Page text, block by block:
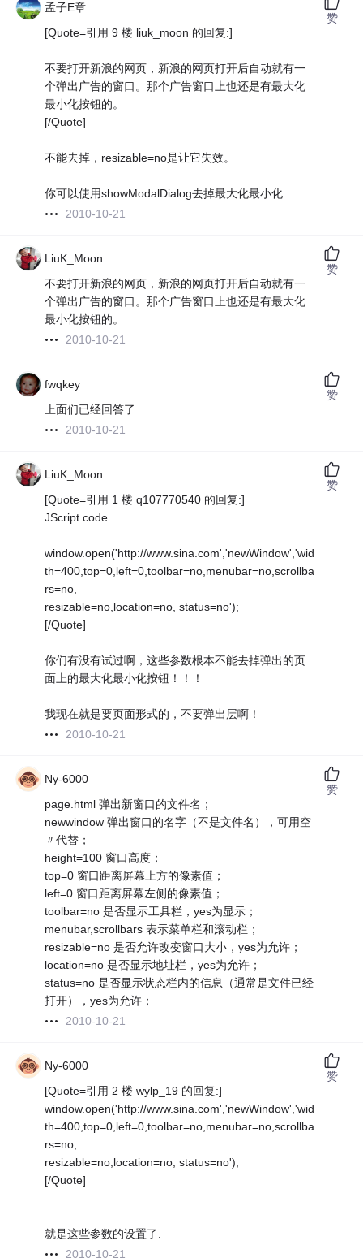
孟子E章
[Quote=引用 9 楼 liuk_moon 的回复:]
不要打开新浪的网页，新浪的网页打开后自动就有一
个弹出广告的窗口。那个广告窗口上也还是有最大化
最小化按钮的。
[/Quote]
不能去掉，resizable=no是让它失效。
你可以使用showModalDialog去掉最大化最小化
2010-10-21
赞
LiuK_Moon
不要打开新浪的网页，新浪的网页打开后自动就有一
个弹出广告的窗口。那个广告窗口上也还是有最大化
最小化按钮的。
2010-10-21
赞
fwqkey
上面们已经回答了.
2010-10-21
赞
LiuK_Moon
[Quote=引用 1 楼 q107770540 的回复:]
JScript code
window.open('http://www.sina.com','newWindow','wid
th=400,top=0,left=0,toolbar=no,menubar=no,scrollba
rs=no,
resizable=no,location=no, status=no');
[/Quote]
你们有没有试过啊，这些参数根本不能去掉弹出的页
面上的最大化最小化按钮！！！
我现在就是要页面形式的，不要弹出层啊！
2010-10-21
赞
Ny-6000
page.html 弹出新窗口的文件名；
newwindow 弹出窗口的名字（不是文件名），可用空
〃代替；
height=100 窗口高度；
top=0 窗口距离屏幕上方的像素值；
left=0 窗口距离屏幕左侧的像素值；
toolbar=no 是否显示工具栏，yes为显示；
menubar,scrollbars 表示菜单栏和滚动栏；
resizable=no 是否允许改变窗口大小，yes为允许；
location=no 是否显示地址栏，yes为允许；
status=no 是否显示状态栏内的信息（通常是文件已经
打开），yes为允许；
2010-10-21
赞
Ny-6000
[Quote=引用 2 楼 wylp_19 的回复:]
window.open('http://www.sina.com','newWindow','wid
th=400,top=0,left=0,toolbar=no,menubar=no,scrollba
rs=no,
resizable=no,location=no, status=no');
[/Quote]
就是这些参数的设置了.
2010-10-21
赞